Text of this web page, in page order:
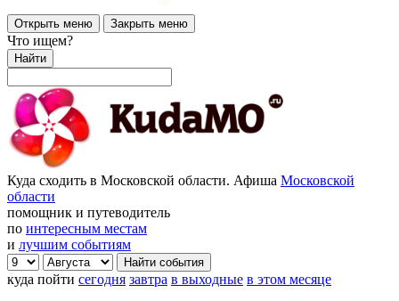
Открыть меню Закрыть меню
Что ищем?
Найти
Куда сходить в Московской области. Афиша Московской
области
помощник и путеводитель
по интересным местам
и лучшим событиям
куда пойти сегодня завтра в выходные в этом месяце